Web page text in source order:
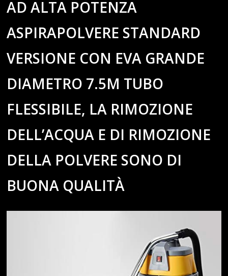
AD ALTA POTENZA
ASPIRAPOLVERE STANDARD
VERSIONE CON EVA GRANDE
DIAMETRO 7.5M TUBO
FLESSIBILE, LA RIMOZIONE
DELL’ACQUA E DI RIMOZIONE
DELLA POLVERE SONO DI
BUONA QUALITÀ